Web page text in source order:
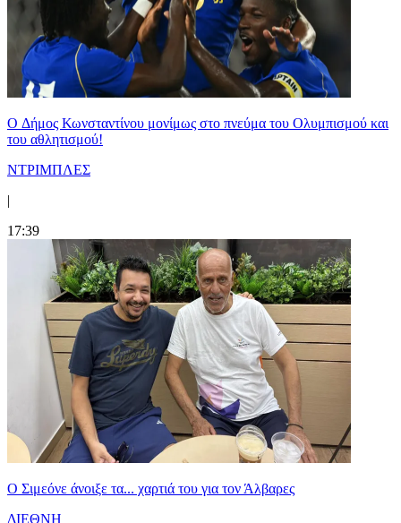
O Δήμος Κωνσταντίνου μονίμως στο πνεύμα του Ολυμπισμού και
του αθλητισμού!
ΝΤΡΙΜΠΛΕΣ
|
17:39
Ο Σιμεόνε άνοιξε τα... χαρτιά του για τον Άλβαρες
ΔΙΕΘΝΗ